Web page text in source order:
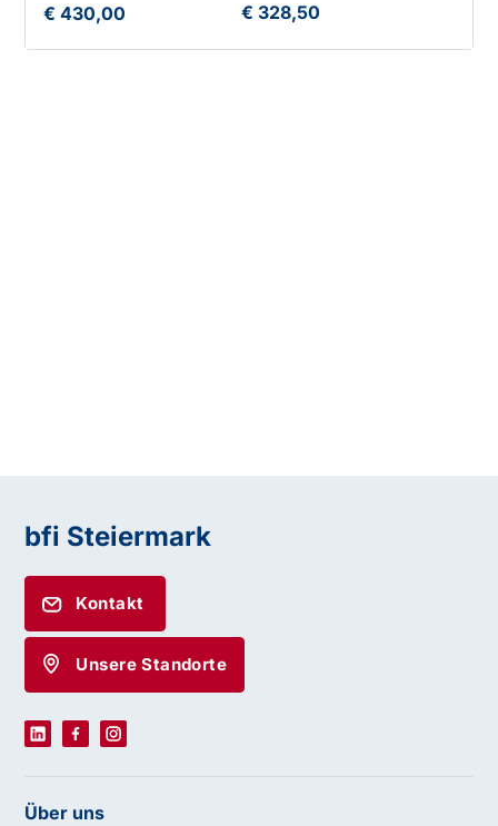
€ 430,00 € 328,50
bfi Steiermark
Kontakt
Unsere Standorte
Über uns